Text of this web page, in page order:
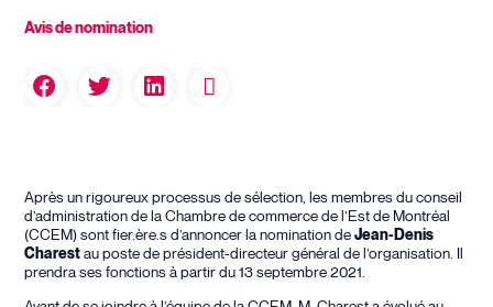
Avis de nomination
Après un rigoureux processus de sélection, les membres du conseil
d’administration de la Chambre de commerce de l’Est de Montréal
(CCEM) sont fier.ère.s d’annoncer la nomination deJean-Denis
Charest au poste de président-directeur général de l’organisation. Il
prendra ses fonctions à partir du 13 septembre 2021.